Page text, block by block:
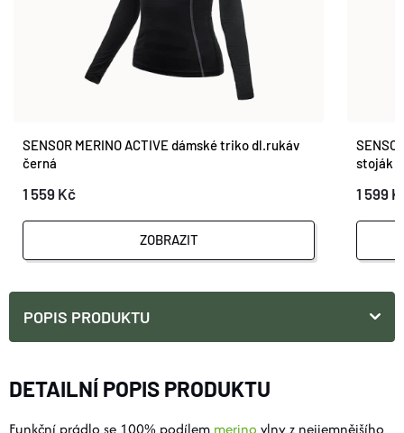
SENSOR MERINO ACTIVE dámské triko dl.rukáv
černá
1 559 Kč
ZOBRAZIT
stoják
1 599
POPIS PRODUKTU
DETAILNÍ POPIS PRODUKTU